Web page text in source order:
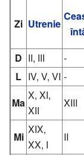
Zi Utrenie
D II, III -
L IV, V, VI -
Ma
X, XI,
XII
XIII
Mi
XIX,
XX, I
II